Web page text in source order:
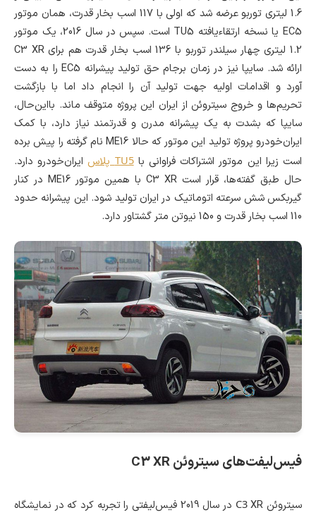
1.6 لیتری توربو عرضه شد که اولی با 117 اسب بخار قدرت، همان موتور
EC5 یا نسخه ارتقاءیافته TU5 است. سپس در سال 2016، یک موتور
1.2 لیتری چهار سیلندر توربو با 136 اسب بخار قدرت هم برای C3 XR
ارائه شد. سایپا نیز در زمان برجام حق تولید پیشرانه EC5 را به دست
آورد و اقدامات اولیه جهت تولید آن را انجام داد اما با بازگشت
تحریم‌ها و خروج سیتروئن از ایران این پروژه متوقف ماند. بااین‌حال،
سایپا که بشدت به یک پیشرانه مدرن و قدرتمند نیاز دارد، با کمک
ایران‌خودرو پروژه تولید این موتور که حالا ME16 نام گرفته را پیش برده
است زیرا این موتور اشتراکات فراوانی باTU5پلاس ایران‌خودرو دارد.
حال طبق گفته‌ها، قرار است C3 XR با همین موتور ME16 در کنار
گیربکس شش سرعته اتوماتیک در ایران تولید شود. این پیشرانه حدود
110 اسب بخار قدرت و 150 نیوتن متر گشتاور دارد.
فیس‌لیفت‌های سیتروئنC3 XR
سیتروئن C3
XR در سال 2019 فیس‌لیفتی را تجربه کرد که در نمایشگاه